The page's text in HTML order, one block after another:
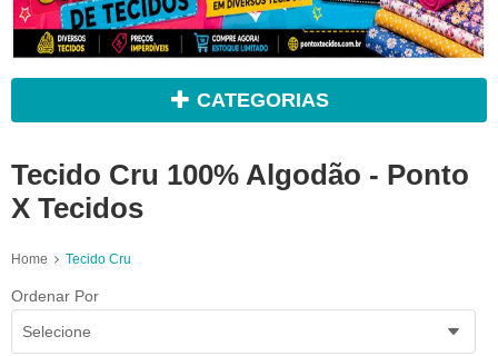
CATEGORIAS
Tecido Cru 100% Algodão - Ponto
X Tecidos
Home Tecido Cru
Ordenar Por
Selecione